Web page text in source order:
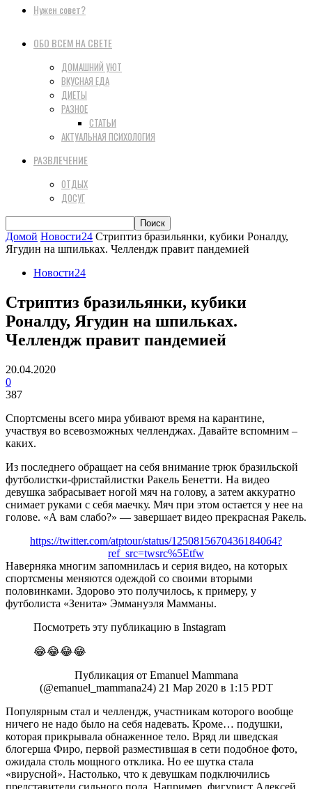
Нужен совет?
ОБО ВСЕМ НА СВЕТЕ
ДОМАШНИЙ УЮТ
ВКУСНАЯ ЕДА
ДИЕТЫ
РАЗНОЕ
СТАТЬИ
АКТУАЛЬНАЯ ПСИХОЛОГИЯ
РАЗВЛЕЧЕНИЕ
ОТДЫХ
ДОСУГ
Домой Новости24 Стриптиз бразильянки, кубики Роналду,
Ягудин на шпильках. Челлендж правит пандемией
Новости24
Стриптиз бразильянки, кубики
Роналду, Ягудин на шпильках.
Челлендж правит пандемией
20.04.2020
0
387
Спортсмены всего мира убивают время на карантине,
участвуя во всевозможных челленджах. Давайте вспомним –
каких.
Из последнего обращает на себя внимание трюк бразильской
футболистки-фристайлистки Ракель Бенетти. На видео
девушка забрасывает ногой мяч на голову, а затем аккуратно
снимает руками с себя маечку. Мяч при этом остается у нее на
голове. «А вам слабо?» — завершает видео прекрасная Ракель.
https://twitter.com/atptour/status/1250815670436184064?
ref_src=twsrc%5Etfw
Наверняка многим запомнилась и серия видео, на которых
спортсмены меняются одеждой со своими вторыми
половинками. Здорово это получилось, к примеру, у
футболиста «Зенита» Эммануэля Мамманы.
Посмотреть эту публикацию в Instagram
😂😂😂😂
Публикация от Emanuel Mammana
(@emanuel_mammana24) 21 Мар 2020 в 1:15 PDT
Популярным стал и челлендж, участникам которого вообще
ничего не надо было на себя надевать. Кроме… подушки,
которая прикрывала обнаженное тело. Вряд ли шведская
блогерша Фиро, первой разместившая в сети подобное фото,
ожидала столь мощного отклика. Но ее шутка стала
«вирусной». Настолько, что к девушкам подключились
представители сильного пола. Например, фигурист Алексей